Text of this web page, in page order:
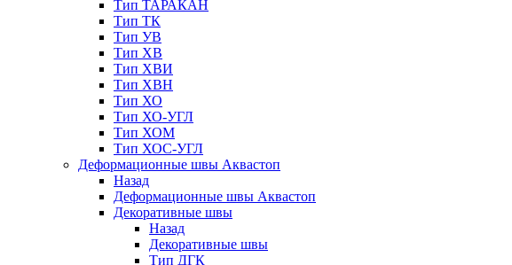
Тип ТАРАКАН
Тип ТК
Тип УВ
Тип ХВ
Тип ХВИ
Тип ХВН
Тип ХО
Тип ХО-УГЛ
Тип ХОМ
Тип ХОС-УГЛ
Деформационные швы Аквастоп
Назад
Деформационные швы Аквастоп
Декоративные швы
Назад
Декоративные швы
Тип ДГК